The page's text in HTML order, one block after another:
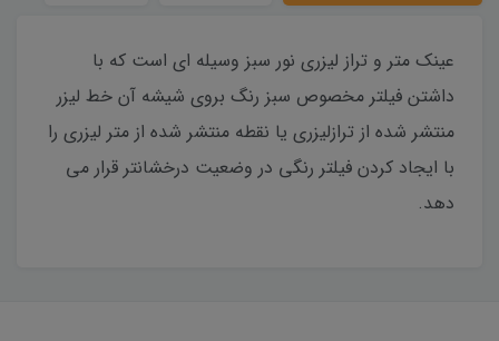
عینک متر و تراز لیزری نور سبز وسیله ای است که با
داشتن فیلتر مخصوص سبز رنگ بروی شیشه آن خط لیزر
منتشر شده از ترازلیزری یا نقطه منتشر شده از متر لیزری را
با ایجاد کردن فیلتر رنگی در وضعیت درخشانتر قرار می
دهد.